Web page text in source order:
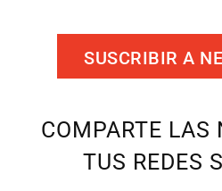
SUSCRIBIR A
COMPARTE LAS
TUS REDES